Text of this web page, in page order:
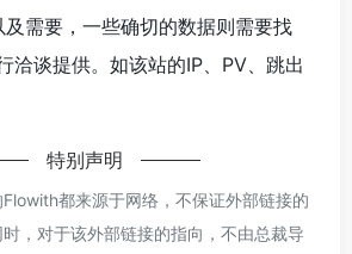
需要，一些确切的数据则需要找
洽谈提供。如该站的IP、PV、跳出
特别声明
都来源于网络，不保证外部链接的
，对于该外部链接的指向，不由总裁导